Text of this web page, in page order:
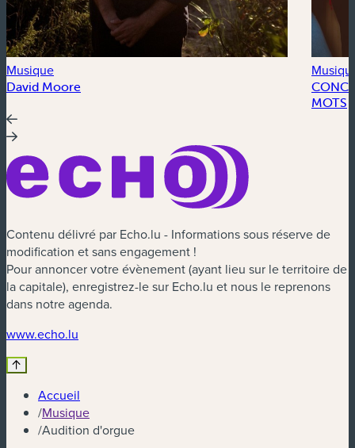
Musique
David Moore
MOTS
Contenu délivré par Echo.lu - Informations sous réserve de
modification et sans engagement !
Pour annoncer votre évènement (ayant lieu sur le territoire de
la capitale), enregistrez-le sur Echo.lu et nous le reprenons
dans notre agenda.
www.echo.lu
Accueil
/Musique
/Audition d'orgue